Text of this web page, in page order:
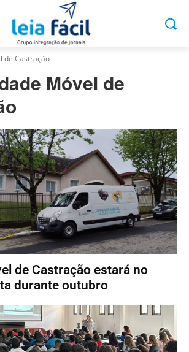
de Castração
Móvel de
de Castração estará no
durante outubro